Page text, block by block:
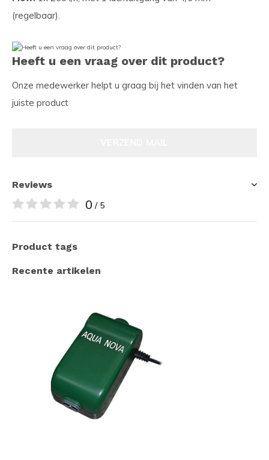
(regelbaar).
Heeft u een vraag over dit product?
Onze medewerker helpt u graag bij het vinden van het
juiste product
Reviews
0 / 5
Product tags
Recente artikelen